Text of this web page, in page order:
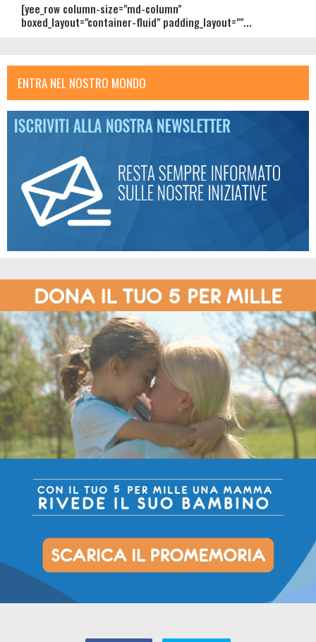
[yee_row column-size="md-column"
boxed_layout="container-fluid" padding_layout=""...
ENTRA NEL NOSTRO MONDO